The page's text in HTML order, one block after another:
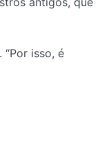
isso, é